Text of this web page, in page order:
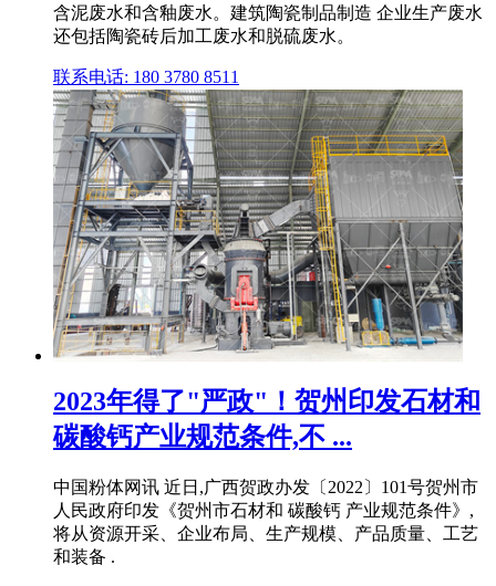
含泥废水和含釉废水。建筑陶瓷制品制造 企业生产废水
还包括陶瓷砖后加工废水和脱硫废水。
联系电话: 180 3780 8511
2023年得了"严政"！贺州印发石材和
碳酸钙产业规范条件,不 ...
中国粉体网讯 近日,广西贺政办发〔2022〕101号贺州市
人民政府印发《贺州市石材和 碳酸钙 产业规范条件》,
将从资源开采、企业布局、生产规模、产品质量、工艺
和装备 .